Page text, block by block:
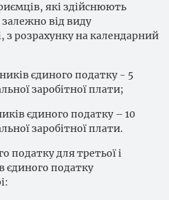
які здійснюють
залежно від виду
з розрахунку на календарний
єдиного податку - 5
заробітної плати;
єдиного податку – 10
заробітної плати.
податку для третьої і
єдиного податку